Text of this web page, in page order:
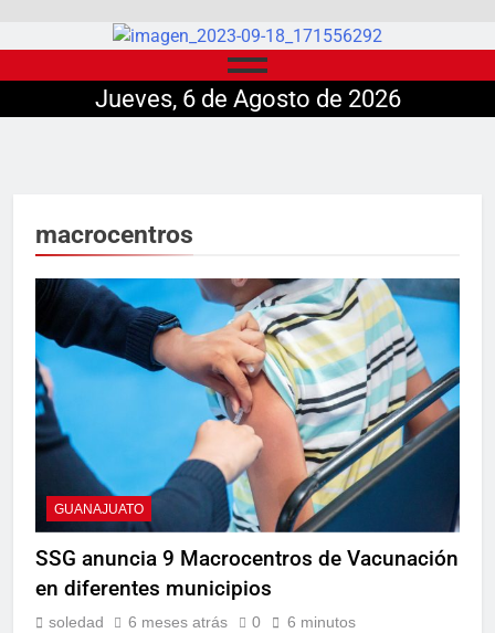
Jueves, 6 de Agosto de 2026
macrocentros
GUANAJUATO
SSG anuncia 9 Macrocentros de Vacunación
en diferentes municipios
soledad 6 meses atrás 0 6 minutos